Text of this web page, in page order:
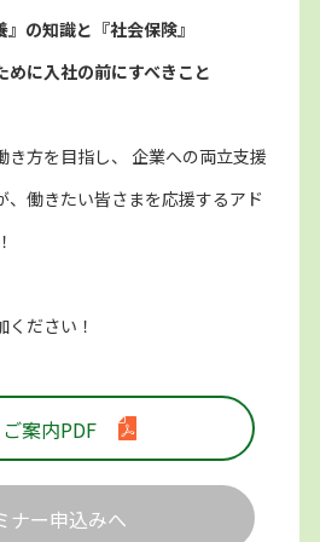
の知識と『社会保険』
に入社の前にすべきこと
き方を目指し、 企業への両立支援
、働きたい皆さまを応援するアド
ださい！
ご案内PDF
ナー申込みへ